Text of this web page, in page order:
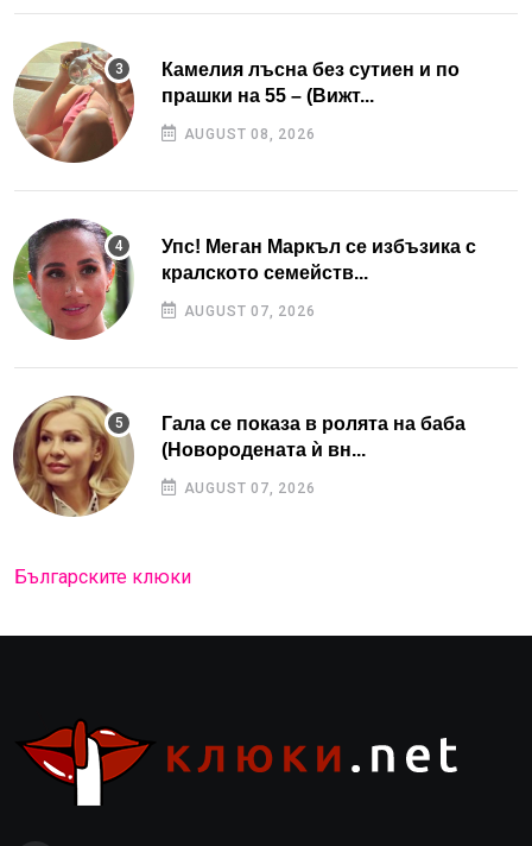
Камелия лъсна без сутиен и по
прашки на 55 – (Вижт...
AUGUST 08, 2026
Упс! Меган Маркъл се избъзика с
кралското семейств...
AUGUST 07, 2026
Гала се показа в ролята на баба
(Новородената ѝ вн...
AUGUST 07, 2026
Българските клюки